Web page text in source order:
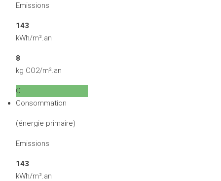
Emissions
143
kWh/m².an
8
kg CO2/m².an
C
Consommation
(énergie primaire)
Emissions
143
kWh/m².an